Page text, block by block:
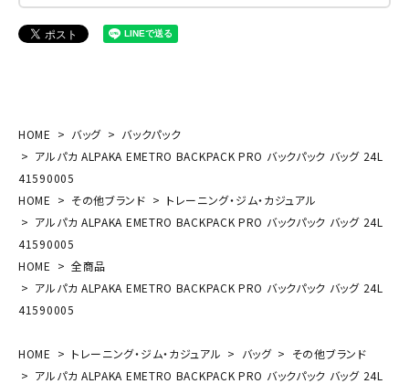
HOME バッグ
バックパック
アルパカ ALPAKA EMETRO BACKPACK PRO バックパック バッグ 24L
41590005
HOME
その他ブランド
トレーニング・ジム・カジュアル
アルパカ ALPAKA EMETRO BACKPACK PRO バックパック バッグ 24L
41590005
HOME
全商品
アルパカ ALPAKA EMETRO BACKPACK PRO バックパック バッグ 24L
41590005
HOME トレーニング・ジム・カジュアル バッグ
その他ブランド
アルパカ ALPAKA EMETRO BACKPACK PRO バックパック バッグ 24L